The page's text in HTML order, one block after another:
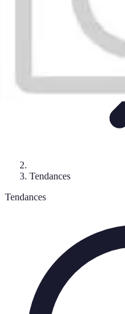
Tendances
Tendances